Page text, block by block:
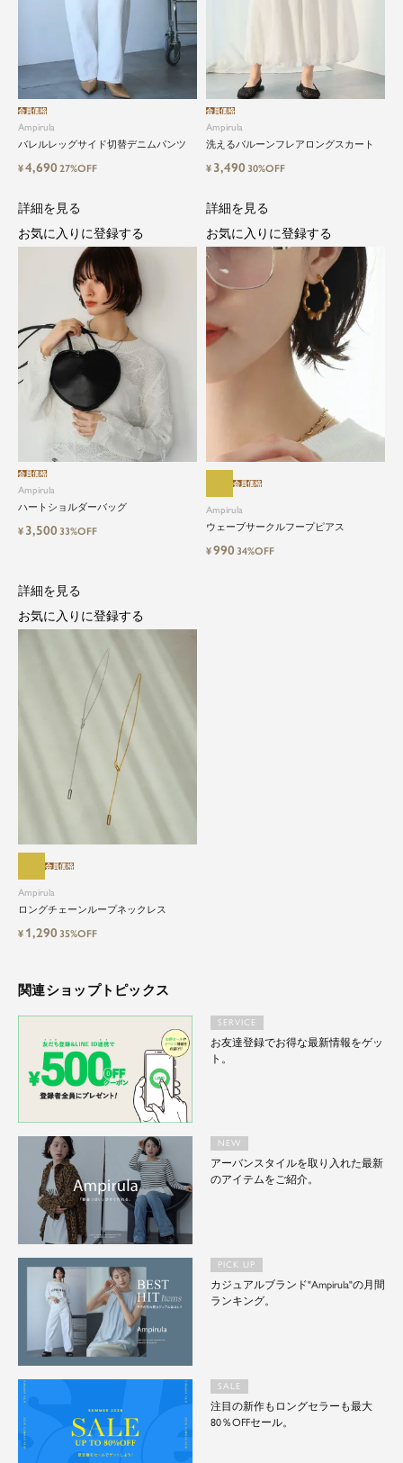
都会的で自由なムードにトレンドを。
手頃な価格で毎日に寄り添う。
Ampirula（アンピルーラ）は、「今」をまとう、洗
練カジュアル。都会的で自由なムードに、トレン
ドをひとさし。毎日に寄り添うリアルクローズを
手に取りやすい価格で。
等身大の自分でいられる心地よさを大切に、アク
ティブな日常も、おしゃれに自分らしく。
Ampirula
バレルレッグサイド切替デニムパンツ
会員価格
¥4,69027%OFF
Ampirula
洗えるバルーンフレアロングスカート
会員価格
¥ 3,49030%OFF
Ampirula
ハートショルダーバッグ
会員価格
¥ 3,50033%OFF
詳細を見る
お気に入りに登録する
Ampirula
ウェーブサークルフープピアス
会員価格
¥99034%OFF
詳細を見る
お気に入りに登録する
Ampirula
ロングチェーンループネックレス
会員価格
¥ 1,29035%OFF
詳細を見る
お気に入りに登録する
関連ショップトピックス
SERVICE
お友達登録でお得な最新情報をゲッ
ト。
NEW
アーバンスタイルを取り入れた最新
のアイテムをご紹介。
PICK UP
カジュアルブランド"Ampirula"の月間
ランキング。
SALE
注目の新作もロングセラーも最大
80％OFFセール。